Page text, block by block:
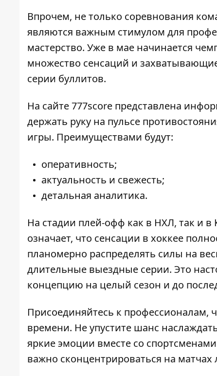
Впрочем, не только соревнования
являются важным стимулом для
мастерство. Уже в мае начинается
множество сенсаций и
серии буллитов.
На сайте 777score представлена
держать руку на пульсе
игры. Преимуществами будут:
оперативность;
актуальность и свежесть;
детальная аналитика.
На стадии плей-офф как в НХЛ, так и
означает, что сенсации в хоккее
планомерно распределять силы на
длительные выездные серии. Это
концепцию на целый сезон и до
Присоединяйтесь к профессионалам,
времени. Не упустите шанс
яркие эмоции вместе со
важно сконцентрироваться на